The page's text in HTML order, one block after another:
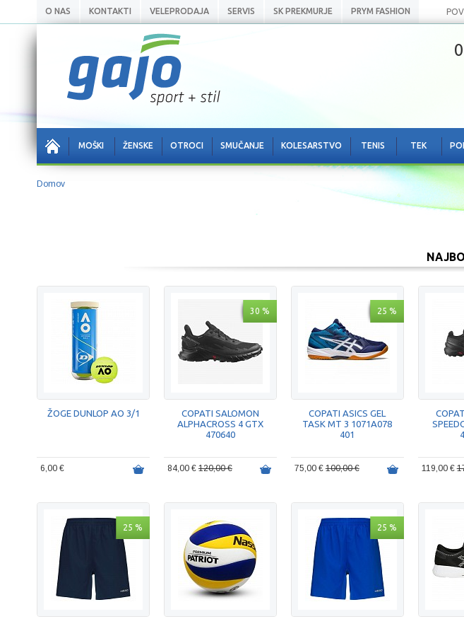
O NAS KONTAKTI VELEPRODAJA SERVIS SK PREKMURJE PRYM FASHION
MOŠKI ŽENSKE OTROCI SMUČANJE KOLESARSTVO TENIS TEK
Domov
ŽOGE DUNLOP AO 3/1
6,00 €
30 %
COPATI SALOMON
ALPHACROSS 4 GTX
470640
84,00 € 120,00 €
25 %
COPATI ASICS GEL
TASK MT 3 1071A078
401
75,00 €100,00 € 119,00 €
25 % 25 %